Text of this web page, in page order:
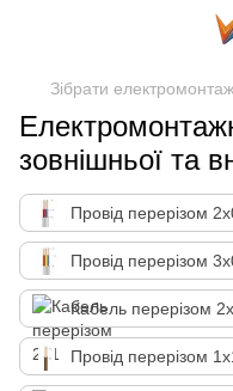
Зібрати
зовнішньої та
Провід перерізом
Провід перерізом
Кабель перерізом
Провід перерізом